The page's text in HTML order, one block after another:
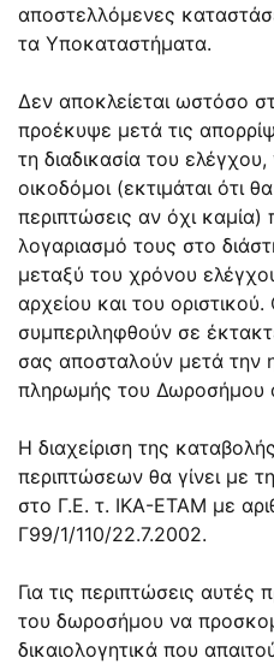
αποστελλόμενες
τα Υποκαταστήματα.
Δεν αποκλείεται ωστόσο
προέκυψε μετά τις
τη διαδικασία του
οικοδόμοι (εκτιμάται ότι
περιπτώσεις αν όχι καμία)
λογαριασμό τους στο
μεταξύ του χρόνου
αρχείου και του
συμπεριληφθούν σε
σας αποσταλούν μετά την
πληρωμής του Δωροσήμου
Η διαχείριση της
περιπτώσεων θα γίνει με
στο Γ.Ε. τ. ΙΚΑ-ΕΤΑΜ με
Γ99/1/110/22.7.2002.
Για τις περιπτώσεις αυτές
του δωροσήμου να
δικαιολογητικά που